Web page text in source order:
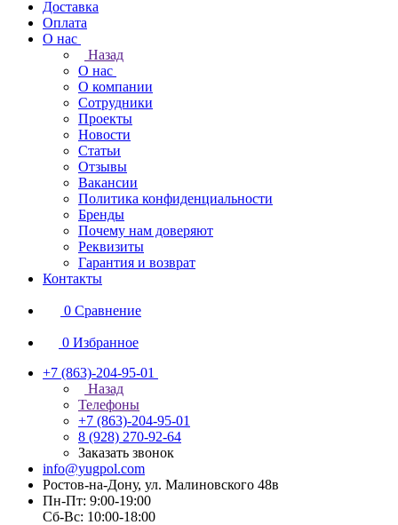
Доставка
Оплата
О нас
Назад
О нас
О компании
Сотрудники
Проекты
Новости
Статьи
Отзывы
Вакансии
Политика конфиденциальности
Бренды
Почему нам доверяют
Реквизиты
Гарантия и возврат
Контакты
0 Сравнение
0 Избранное
+7 (863)-204-95-01
Назад
Телефоны
+7 (863)-204-95-01
8 (928) 270-92-64
Заказать звонок
info@yugpol.com
Ростов-на-Дону, ул. Малиновского 48в
Пн-Пт: 9:00-19:00
Cб-Вс: 10:00-18:00